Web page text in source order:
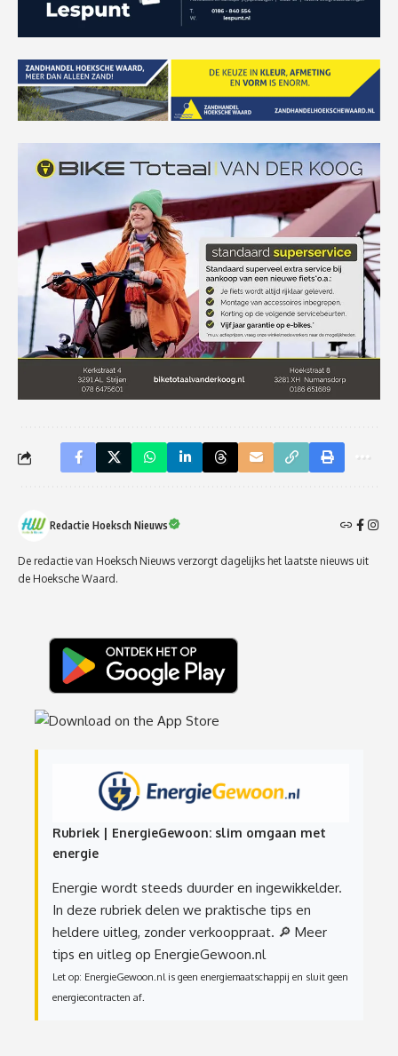
Redactie Hoeksch Nieuws
De redactie van Hoeksch Nieuws verzorgt dagelijks het laatste nieuws uit
de Hoeksche Waard.
Rubriek | EnergieGewoon: slim omgaan met
energie
Energie wordt steeds duurder en ingewikkelder.
In deze rubriek delen we praktische tips en
heldere uitleg, zonder verkooppraat. 🔎 Meer
tips en uitleg op EnergieGewoon.nl
Let op: EnergieGewoon.nl is geen energiemaatschappij en sluit geen
energiecontracten af.